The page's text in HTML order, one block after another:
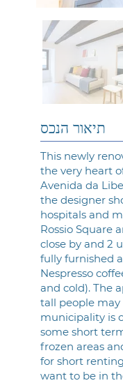
תיאור הנכס
This newly
the very heart
Avenida da
the designer
hospitals and
Rossio Square
close by and 2
fully furnished
Nespresso
and cold). The
tall people may
municipality is
some short
frozen areas
for short
want to be in